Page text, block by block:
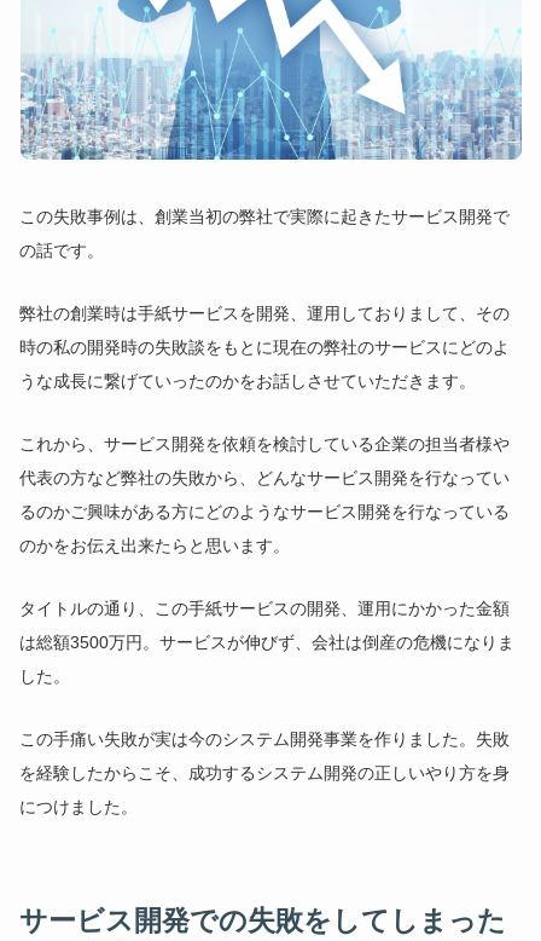
この失敗事例は、創業当初の弊社で実際に起きたサービス開発で
の話です。
弊社の創業時は手紙サービスを開発、運用しておりまして、その
時の私の開発時の失敗談をもとに現在の弊社のサービスにどのよ
うな成長に繋げていったのかをお話しさせていただきます。
これから、サービス開発を依頼を検討している企業の担当者様や
代表の方など弊社の失敗から、どんなサービス開発を行なってい
るのかご興味がある方にどのようなサービス開発を行なっている
のかをお伝え出来たらと思います。
タイトルの通り、この手紙サービスの開発、運用にかかった金額
は総額3500万円。サービスが伸びず、会社は倒産の危機になりま
した。
この手痛い失敗が実は今のシステム開発事業を作りました。失敗
を経験したからこそ、成功するシステム開発の正しいやり方を身
につけました。
サービス開発での失敗をしてしまった